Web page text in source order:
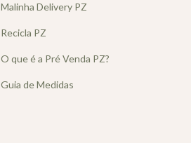
Malinha Delivery PZ
Recicla PZ
O que é a Pré Venda PZ?
Guia de Medidas